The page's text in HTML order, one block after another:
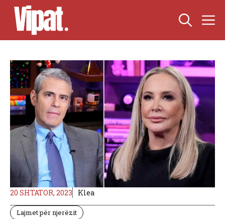
Skip
content
20 SHTATOR, 2023 Klea
Lajmet për njerëzit